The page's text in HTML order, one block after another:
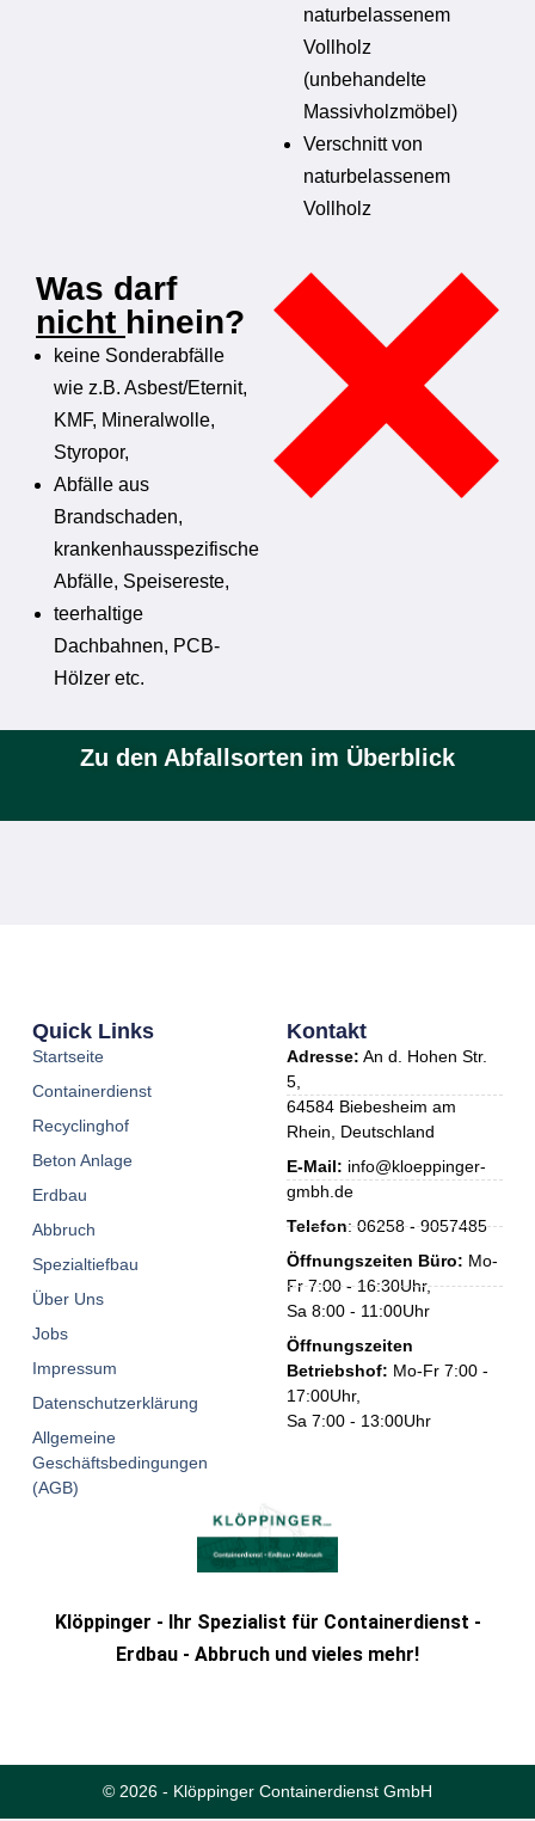
naturbelassenem
Vollholz
(unbehandelte
Massivholzmöbel)
Verschnitt von
naturbelassenem
Vollholz
Was darf
nicht hinein?
keine Sonderabfälle
wie z.B. Asbest/Eternit,
KMF, Mineralwolle,
Styropor,
Abfälle aus
Brandschaden,
krankenhausspezifische
Abfälle, Speisereste,
teerhaltige
Dachbahnen, PCB-
Hölzer etc.
Zu den Abfallsorten im Überblick
Klöppinger - Ihr Spezialist für Containerdienst -
Erdbau - Abbruch und vieles mehr!
Quick Links
Startseite
Containerdienst
Recyclinghof
Beton Anlage
Erdbau
Abbruch
Spezialtiefbau
Über Uns
Jobs
Impressum
Datenschutzerklärung
Allgemeine
Geschäftsbedingungen
(AGB)
Kontakt
Adresse: An d. Hohen Str.
5,
64584 Biebesheim am
Rhein, Deutschland
E-Mail: info@kloeppinger-
gmbh.de
Telefon: 06258 - 9057485
Öffnungszeiten Büro: Mo-
Fr 7:00 - 16:30Uhr,
Sa 8:00 - 11:00Uhr
Öffnungszeiten
Betriebshof: Mo-Fr 7:00 -
17:00Uhr,
Sa 7:00 - 13:00Uhr
© 2026 - Klöppinger Containerdienst GmbH